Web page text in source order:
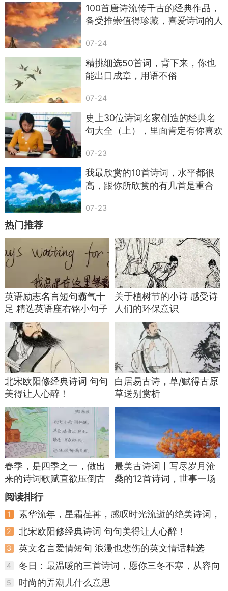
他没写“禅”，却用山光、潭影、钟磬声写出了
禅意——像我们在忙碌时，突然听见一阵雨声，心
里的烦躁一下子就散了。
读这首诗，像站在潭水边，风不吹，影不动，
连呼吸都变得轻了。
《山中》
【唐】王勃
长江悲已滞，万里念将归。
况属高风晚，山山黄叶飞。
赏析：
王勃的秋山，是念家的，带着叶的凉。
长江水好像都为乡愁停了，想着万里之外的
家，偏又遇上傍晚的秋风，山上的黄叶一片片飘下
来，落在心上。
他没写“想回家”，却用江、风、黄叶写出了乡
愁——像我们在外地看见落叶，突然想起家里的秋
天，妈妈晒的被子还在阳台吗？
这首诗里的秋是凉的，念是暖的，读着就想起
远方的家。
《山园小梅》（节选）
【宋】林逋
暗香浮动月黄昏，疏影横斜水清浅。
霜禽欲下先偷眼，粉蝶如知合断魂。
赏析：
林逋的梅，是雅的，带着香的淡。
黄昏的月亮下，梅的香气悄悄飘，影子斜斜映
在浅水里，霜天的鸟儿想落下，先偷偷看一眼梅，
粉蝶要是知道，该会为梅魂牵梦绕吧。
他没写“梅美”，却用香、影、鸟、蝶写出了梅
的雅——像我们冬天看见墙角的梅，没靠近，先闻
见香，心里一下子就软了。
这首诗里的梅是素的，香是淡的，读着就觉出
100首唐诗流传千古的经典作品，
备受推崇值得珍藏，喜爱诗词的人
07-24
精挑细选50首词，背下来，你也
能出口成章，用语不俗
07-24
史上30位诗词名家创造的经典名
句大全（上），里面肯定有你喜欢
07-23
我最欣赏的10首诗词，水平都很
高，跟你所欣赏的有几首是重合
07-23
热门推荐
英语励志名言短句霸气十
足 精选英语座右铭小句子
关于植树节的小诗 感受诗
人们的环保意识
北宋欧阳修经典诗词 句句
美得让人心醉！
白居易古诗，草/赋得古原
草送别赏析
春季，是四季之一，做出
来的诗词歌赋直欲压倒古
人
最美古诗词丨写尽岁月沧
桑的12首诗词，世事一场
阅读排行
1
素华流年，星霜荏苒，感叹时光流逝的绝美诗词，
2 北宋欧阳修经典诗词 句句美得让人心醉！
3 英文名言爱情短句 浪漫也悲伤的英文情话精选
4
冬日：最温暖的三首诗词，愿你三冬不寒，从容向
5 时尚的弄潮儿什么意思